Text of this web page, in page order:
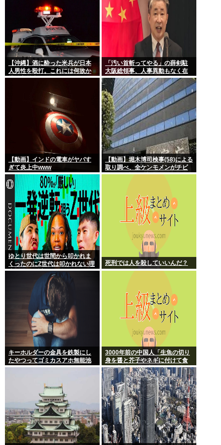
【沖縄】酒に酔った米兵が日本
人男性を殴打。これには何故か
排外主義者もダンマリ
「汚い首斬ってやる」の薛剣駐
大阪総領事、人事異動もなく在
任6年で歴代最長
【動画】インドの電車がヤバす
ぎて炎上中www
【動画】堀木博司検事(58)による
取り調べ、全ケンモメンがチビ
るくらい怖いと話題に
ゆとり世代は世間から叩かれま
くったのにZ世代は叩かれない理
由、マジで謎
死刑では人を殺していいんだ？
キーホルダーの金具を鉄製にし
たやつってゴミカスアホ無能池
沼？
3000年前の中国人「生魚の切り
身を醤と芥子やネギに付けて食
うと美味い」日本人は何故ずっ
とこのレベルで足踏みしてるの
か